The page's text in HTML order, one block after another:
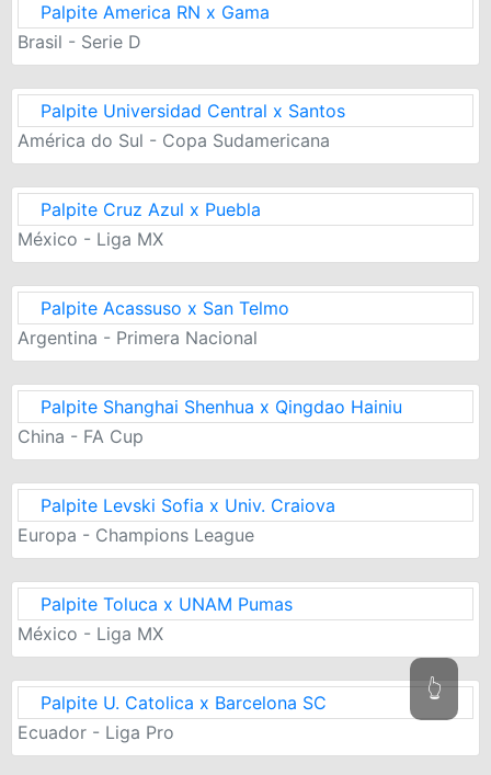
Palpite America RN x Gama
Brasil - Serie D
Palpite Universidad Central x Santos
América do Sul - Copa Sudamericana
Palpite Cruz Azul x Puebla
México - Liga MX
Palpite Acassuso x San Telmo
Argentina - Primera Nacional
Palpite Shanghai Shenhua x Qingdao Hainiu
China - FA Cup
Palpite Levski Sofia x Univ. Craiova
Europa - Champions League
Palpite Toluca x UNAM Pumas
México - Liga MX
Palpite U. Catolica x Barcelona SC
Ecuador - Liga Pro
👆